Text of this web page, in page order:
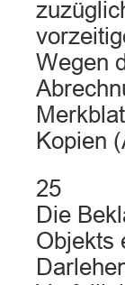
Wegen
Kopien
25
Die
Objekts